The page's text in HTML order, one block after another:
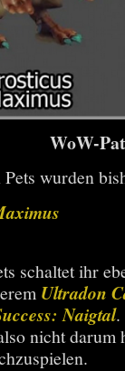
WoW-
wurden
schaltet ihr
Ultradon
Naigtal.
nicht darum